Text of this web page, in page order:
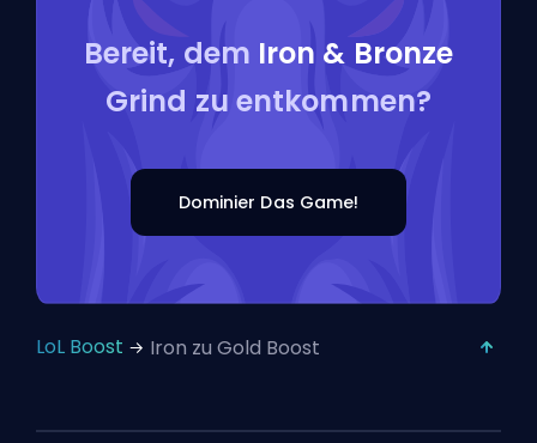
Bereit, dem Iron & Bronze
Grind zu entkommen?
Dominier Das Game!
LoL Boost Iron zu Gold Boost